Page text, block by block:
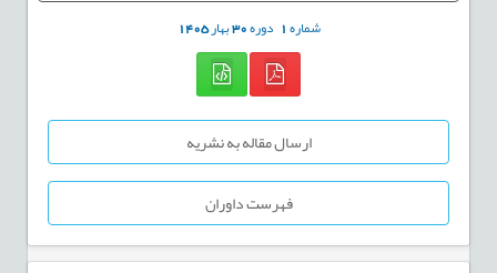
شماره1 دوره30بهار1405
ارسال مقاله به نشریه
فهرست داوران